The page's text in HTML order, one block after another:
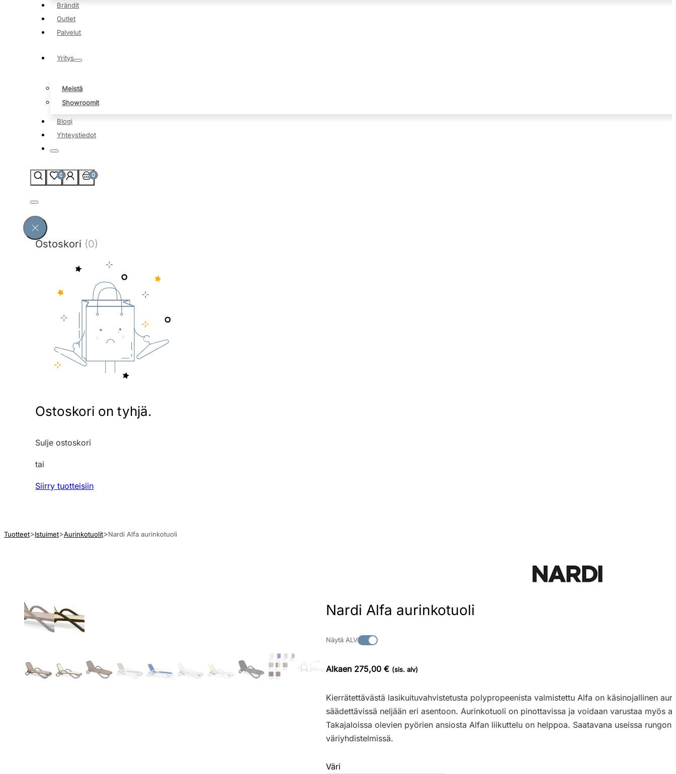
Brändit
Outlet
Palvelut
Yritys
Meistä
Showroomit
Blogi
Yhteystiedot
0 0
Ostoskori (0)
Ostoskori on tyhjä.
Sulje ostoskori
tai
Siirry tuotteisiin
Tuotteet Istuimet Aurinkotuolit Nardi Alfa aurinkotuoli
Nardi Alfa aurinkotuoli
Näytä ALV
Alkaen 275,00 € (sis. alv)
Kierrätettävästä lasikuituvahvistetusta polypropeenista valmistettu Alfa on käsinojallinen
säädettävissä neljään eri asentoon. Aurinkotuoli on pinottavissa ja voidaan varustaa myös
Takajaloissa olevien pyörien ansiosta Alfan liikuttelu on helppoa. Saatavana useissa rungon
väriyhdistelmissä.
Väri